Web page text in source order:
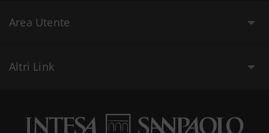
Area Utente
Altri Link